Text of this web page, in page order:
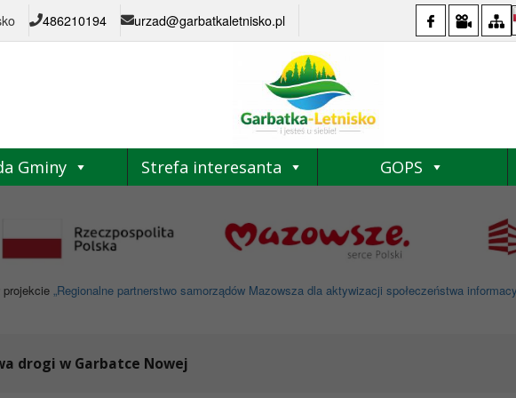
486210194 urzad@garbatkaletnisko.pl
Gminy Strefa interesanta GOPS
projekcie „Regionalne partnerstwo samorządów Mazowsza dla aktywizacji społeczeństwa
drogi w Garbatce Nowej